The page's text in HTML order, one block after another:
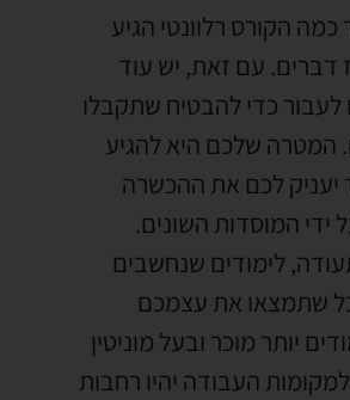
הקורס רלוונטי הגיע
דברים. עם זאת, יש עוד
כדי להבטיח שתקבלו
המטרה שלכם היא להגיע
יעניק לכם את ההכשרה
המוסדות השונים.
לימודים שנחשבים
שתמצאו את עצמכם
יותר מוכר ובעל מוניטין
העבודה יהיו רחבות